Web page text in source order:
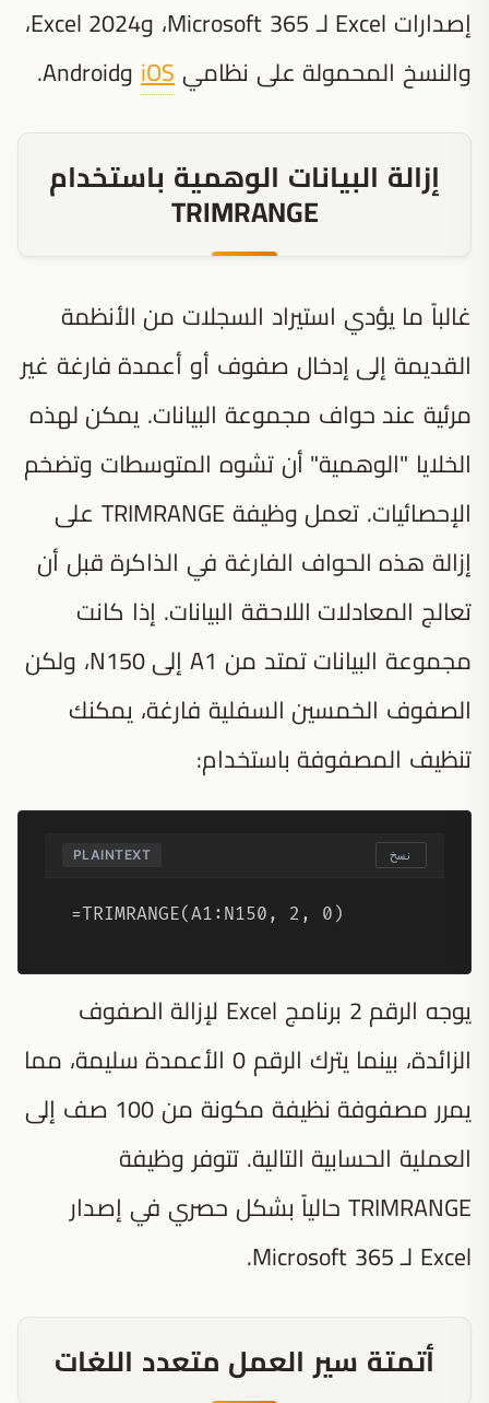
إصدارات Excel لـ Microsoft 365، وExcel 2024،
والنسخ المحمولة على نظاميiOSوAndroid.
إزالة البيانات الوهمية باستخدام
TRIMRANGE
غالباً ما يؤدي استيراد السجلات من الأنظمة
القديمة إلى إدخال صفوف أو أعمدة فارغة غير
مرئية عند حواف مجموعة البيانات. يمكن لهذه
الخلايا "الوهمية" أن تشوه المتوسطات وتضخم
الإحصائيات. تعمل وظيفة TRIMRANGE على
إزالة هذه الحواف الفارغة في الذاكرة قبل أن
تعالج المعادلات اللاحقة البيانات. إذا كانت
مجموعة البيانات تمتد من A1 إلى N150، ولكن
الصفوف الخمسين السفلية فارغة، يمكنك
تنظيف المصفوفة باستخدام:
PLAINTEXT نسخ
=TRIMRANGE(A1:N150, 2, 0)
يوجه الرقم 2 برنامج Excel لإزالة الصفوف
الزائدة، بينما يترك الرقم 0 الأعمدة سليمة، مما
يمرر مصفوفة نظيفة مكونة من 100 صف إلى
العملية الحسابية التالية. تتوفر وظيفة
TRIMRANGE حالياً بشكل حصري في إصدار
Excel لـ Microsoft 365.
أتمتة سير العمل متعدد اللغات